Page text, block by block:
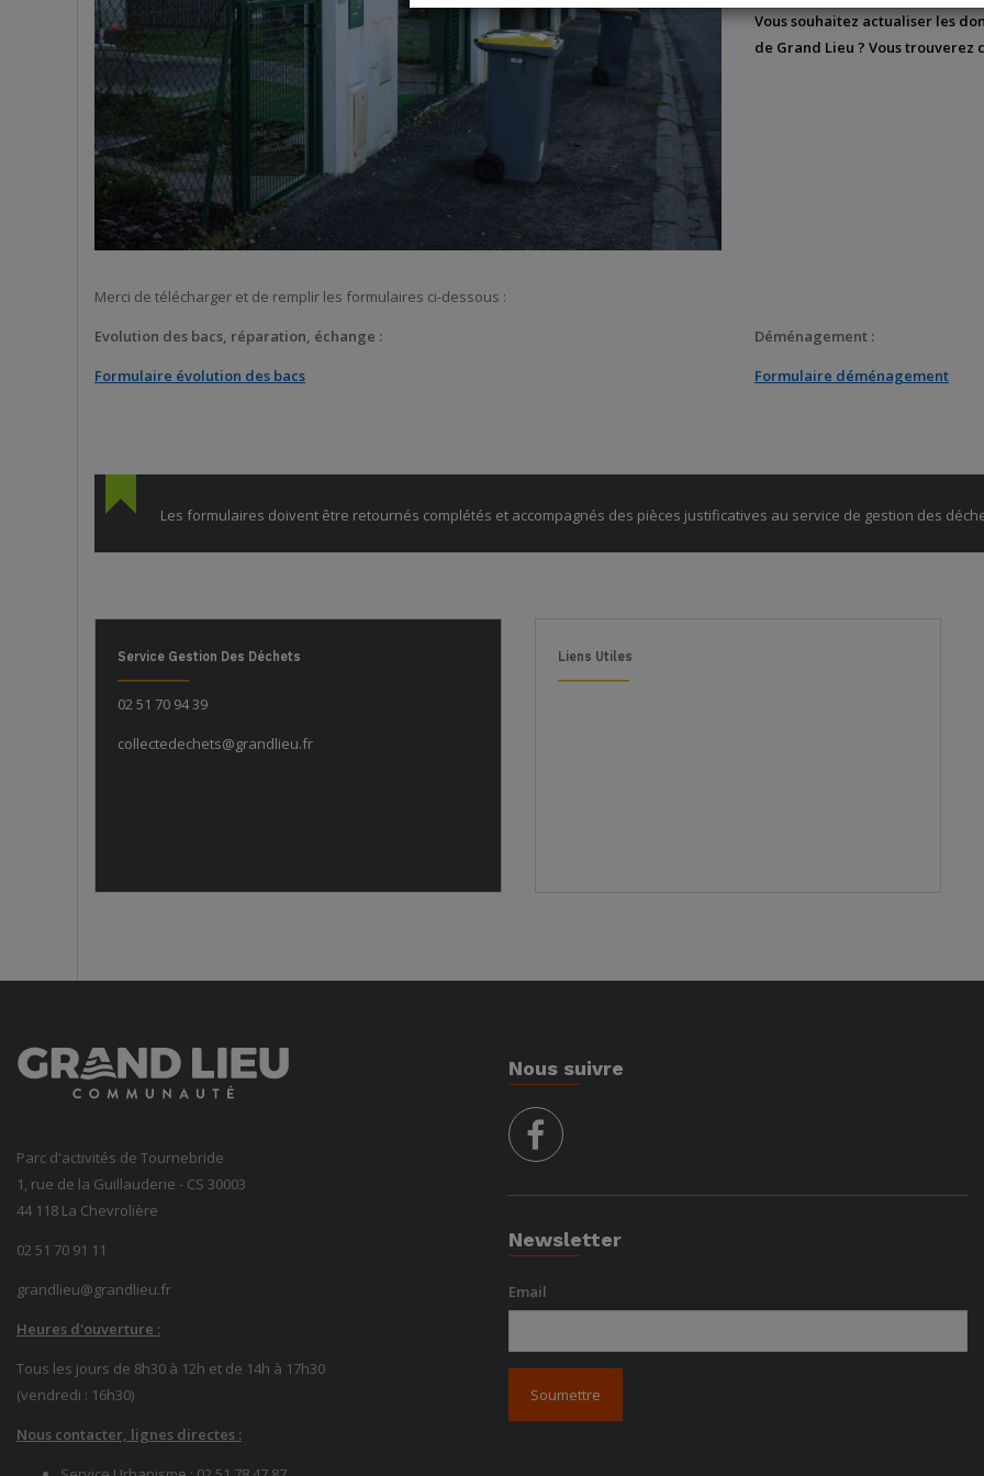
Vous souhaitez actualiser les
de Grand Lieu ? Vous
Merci de télécharger et de remplir les formulaires ci-dessous :
Evolution des bacs, réparation, échange :
Formulaire évolution des bacs
Déménagement :
Formulaire déménagement
Les formulaires doivent être retournés complétés et accompagnés des pièces justificatives au service de gestion des
Service Gestion Des Déchets
02 51 70 94 39
collectedechets@grandlieu.fr
Liens Utiles
Parc d'activités de Tournebride
1, rue de la Guillauderie - CS 30003
44 118 La Chevrolière
02 51 70 91 11
grandlieu@grandlieu.fr
Heures d'ouverture :
Tous les jours de 8h30 à 12h et de 14h à 17h30
(vendredi : 16h30)
Nous contacter, lignes directes :
Nous suivre
Newsletter
Email